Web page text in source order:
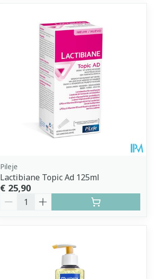
Pileje
Lactibiane Topic Ad 125ml
€ 25,90
Aantal